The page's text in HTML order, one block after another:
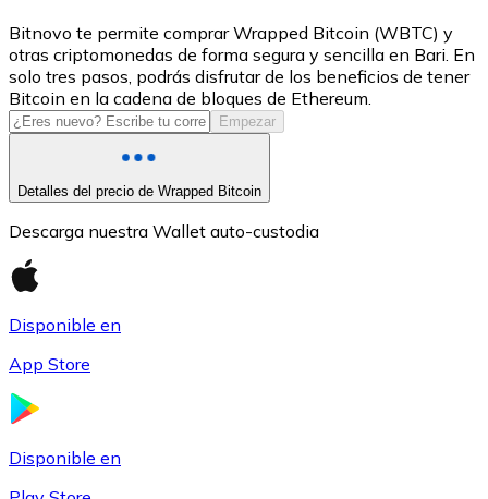
USD Coin
USDC
Bitnovo te permite comprar Wrapped Bitcoin (WBTC) y
otras criptomonedas de forma segura y sencilla en Bari. En
solo tres pasos, podrás disfrutar de los beneficios de tener
Bitcoin en la cadena de bloques de Ethereum.
Empezar
Detalles del precio de Wrapped Bitcoin
Descarga nuestra Wallet auto-custodia
Disponible en
App Store
Disponible en